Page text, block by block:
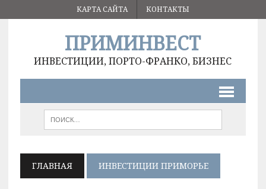
КАРТА САЙТА КОНТАКТЫ
ПРИМИНВЕСТ
ИНВЕСТИЦИИ, ПОРТО-ФРАНКО, БИЗНЕС
ГЛАВНАЯ ИНВЕСТИЦИИ ПРИМОРЬЕ